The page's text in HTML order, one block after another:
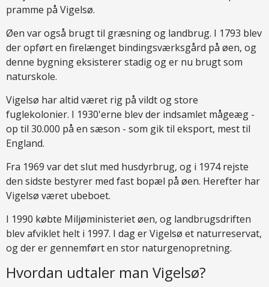
pramme på Vigelsø.
Øen var også brugt til græsning og landbrug. I 1793 blev
der opført en firelænget bindingsværksgård på øen, og
denne bygning eksisterer stadig og er nu brugt som
naturskole.
Vigelsø har altid været rig på vildt og store
fuglekolonier. I 1930'erne blev der indsamlet mågeæg -
op til 30.000 på en sæson - som gik til eksport, mest til
England.
Fra 1969 var det slut med husdyrbrug, og i 1974 rejste
den sidste bestyrer med fast bopæl på øen. Herefter har
Vigelsø været ubeboet.
I 1990 købte Miljøministeriet øen, og landbrugsdriften
blev afviklet helt i 1997. I dag er Vigelsø et naturreservat,
og der er gennemført en stor naturgenopretning.
Hvordan udtaler man Vigelsø?